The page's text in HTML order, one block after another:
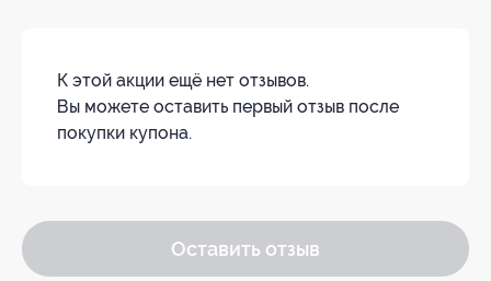
К этой акции ещё нет отзывов.
Вы можете оставить первый отзыв после
покупки купона.
Оставить отзыв